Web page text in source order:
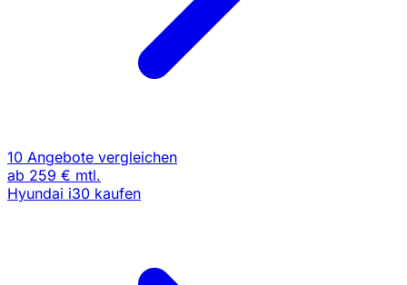
10 Angebote vergleichen
ab 259 € mtl.
Hyundai i30 kaufen